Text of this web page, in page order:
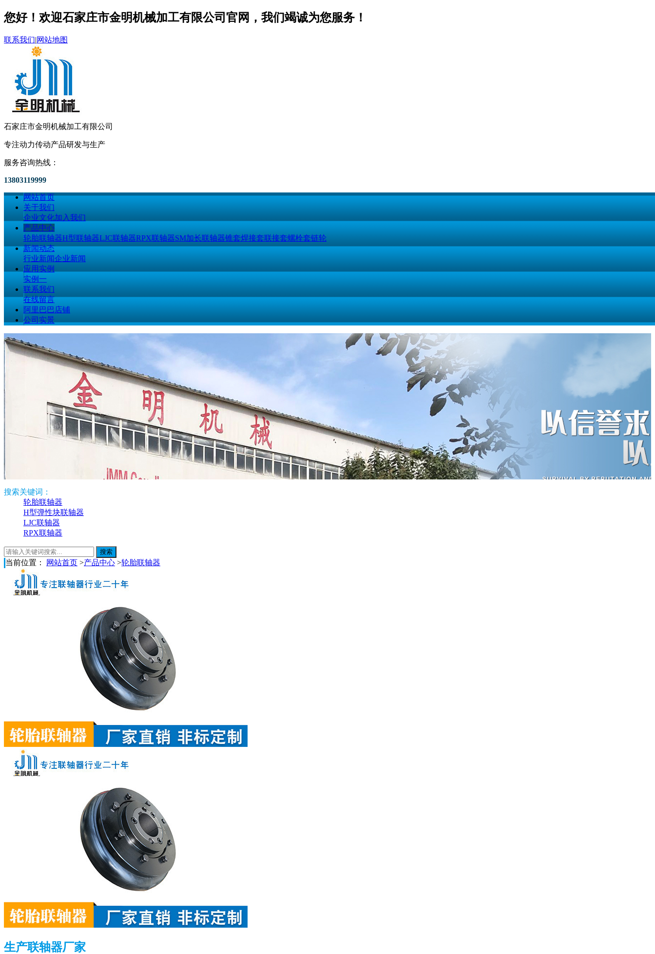
您好！欢迎石家庄市金明机械加工有限公司官网，我们竭诚为您服务！
联系我们|网站地图
石家庄市金明机械加工有限公司
专注动力传动产品研发与生产
服务咨询热线：
13803119999
网站首页
关于我们
企业文化加入我们
产品中心
轮胎联轴器H型联轴器LJC联轴器RPX联轴器SM加长联轴器锥套焊接套联接套螺栓套链轮
新闻动态
行业新闻企业新闻
应用实例
实例一
联系我们
在线留言
阿里巴巴店铺
公司实景
搜索关键词：
轮胎联轴器
H型弹性块联轴器
LJC联轴器
RPX联轴器
当前位置： 网站首页 >产品中心 >轮胎联轴器
生产联轴器厂家